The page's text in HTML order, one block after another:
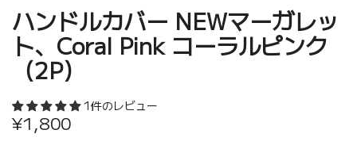
ハンドルカバー NEWマーガレッ
ト、Coral Pink コーラルピンク
（2P）
1件のレビュー
¥1,800